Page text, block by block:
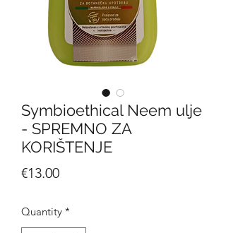
Symbioethical Neem ulje
- SPREMNO ZA
KORIŠTENJE
€13.00Price
Quantity *